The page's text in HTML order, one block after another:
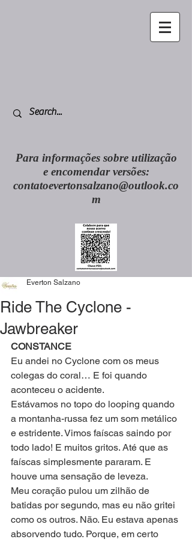
Para informações sobre utilização
e encomendar versões:
contatoevertonsalzano@outlook.co
m
Ride The Cyclone -
Jawbreaker
Everton Salzano
CONSTANCE
Eu andei no Cyclone com os meus
colegas do coral… E foi quando
aconteceu o acidente.
Estávamos no topo do looping quando
a montanha-russa fez um som metálico
e estridente. Vimos faíscas saindo por
todo lado! E muitos gritos. Até que as
faíscas simplesmente pararam. E
houve uma sensação de leveza.
Meu coração pulou um zilhão de
batidas por segundo, mas eu não gritei
como os outros. Não. Eu estava apenas
absorvendo tudo. Porque, em certo